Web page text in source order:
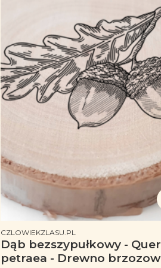
PRODUCENT
CZLOWIEKZLASU.PL
Dąb bezszypułkowy -
petraea - Drewno